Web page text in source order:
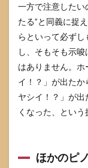
る勘
と対
処
4.1
怪し
いが
のに
当た
4.2
一方で注意したい
たる”と同義に捉
らといって必ず
し、そもそも示
はありません。
イ！？」が出た
ヤシイ！？」が
くなった、という
ほかのピ